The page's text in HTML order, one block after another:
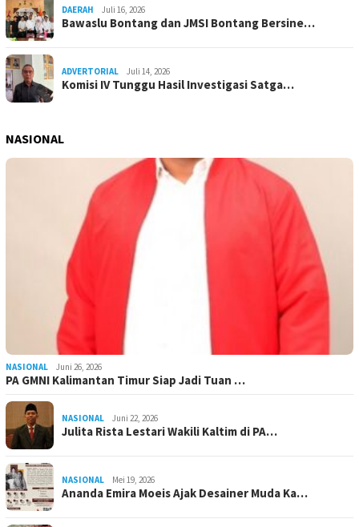
DAERAH Juli 16, 2026
Bawaslu Bontang dan JMSI Bontang Bersine…
ADVERTORIAL Juli 14, 2026
Komisi IV Tunggu Hasil Investigasi Satga…
NASIONAL
NASIONAL Juni 26, 2026
PA GMNI Kalimantan Timur Siap Jadi Tuan …
NASIONAL Juni 22, 2026
Julita Rista Lestari Wakili Kaltim di PA…
NASIONAL Mei 19, 2026
Ananda Emira Moeis Ajak Desainer Muda Ka…